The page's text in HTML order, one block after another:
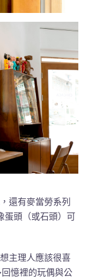
還有麥當勞系列
蛋頭（或石頭）可
主理人應該很喜
憶裡的玩偶與公